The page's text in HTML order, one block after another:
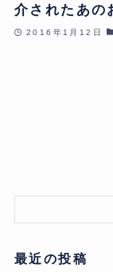
介されたあの
2016年1月12日
最近の投稿